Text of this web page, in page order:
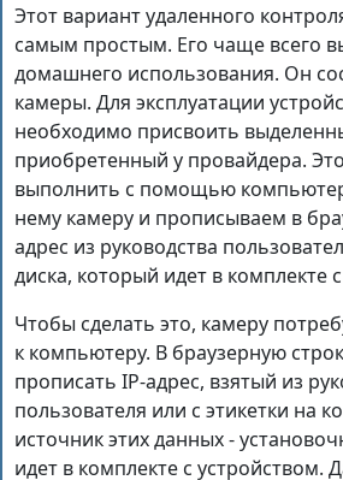
Этот вариант удаленного
самым простым. Его чаще всего
домашнего использования. Он
камеры. Для эксплуатации
необходимо присвоить
приобретенный у провайдера.
выполнить с помощью
нему камеру и прописываем в
адрес из руководства
диска, который идет в комплекте
Чтобы сделать это, камеру
к компьютеру. В браузерную
прописать IP-адрес, взятый из
пользователя или с этикетки на
источник этих данных -
идет в комплекте с устройством.